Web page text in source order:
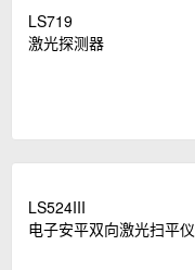
LS719
激光探测器
LS524III
电子安平双向激光扫平仪